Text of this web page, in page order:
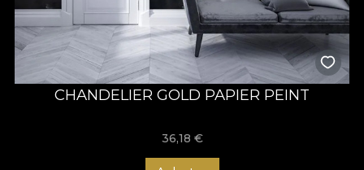
CHANDELIER GOLD PAPIER PEINT
36,18 €